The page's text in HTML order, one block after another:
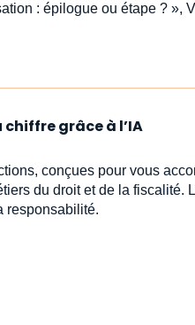
: épilogue ou étape ? »,
grâce à l’IA
conçues pour vous
du droit et de la
responsabilité.